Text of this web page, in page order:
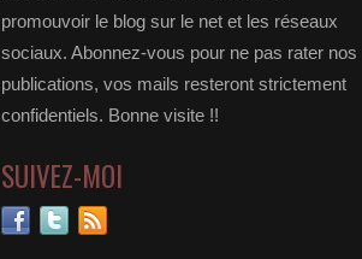
promouvoir le blog sur le net et les réseaux
sociaux. Abonnez-vous pour ne pas rater nos
publications, vos mails resteront strictement
confidentiels. Bonne visite !!
SUIVEZ-MOI